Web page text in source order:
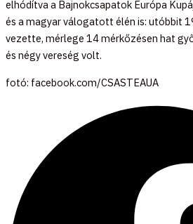
elhódítva a Bajnokcsapatok Európa
és a magyar válogatott élén is: utóbbit
vezette, mérlege 14 mérkőzésen hat
és négy vereség volt.
fotó: facebook.com/CSASTEAUA